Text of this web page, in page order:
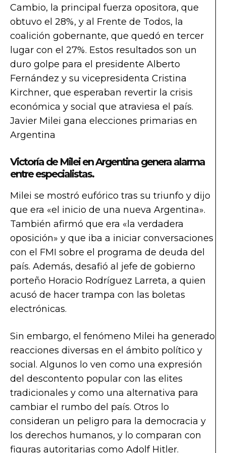
Cambio, la principal fuerza opositora, que
obtuvo el 28%, y al Frente de Todos, la
coalición gobernante, que quedó en tercer
lugar con el 27%. Estos resultados son un
duro golpe para el presidente Alberto
Fernández y su vicepresidenta Cristina
Kirchner, que esperaban revertir la crisis
económica y social que atraviesa el país.
Javier Milei gana elecciones primarias en
Argentina
Victoría de Milei en Argentina genera alarma
entre especialistas.
Milei se mostró eufórico tras su triunfo y dijo
que era «el inicio de una nueva Argentina».
También afirmó que era «la verdadera
oposición» y que iba a iniciar conversaciones
con el FMI sobre el programa de deuda del
país. Además, desafió al jefe de gobierno
porteño Horacio Rodríguez Larreta, a quien
acusó de hacer trampa con las boletas
electrónicas.
Sin embargo, el fenómeno Milei ha generado
reacciones diversas en el ámbito político y
social. Algunos lo ven como una expresión
del descontento popular con las elites
tradicionales y como una alternativa para
cambiar el rumbo del país. Otros lo
consideran un peligro para la democracia y
los derechos humanos, y lo comparan con
figuras autoritarias como Adolf Hitler.